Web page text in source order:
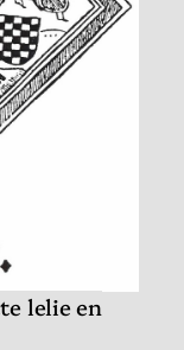
lelie en